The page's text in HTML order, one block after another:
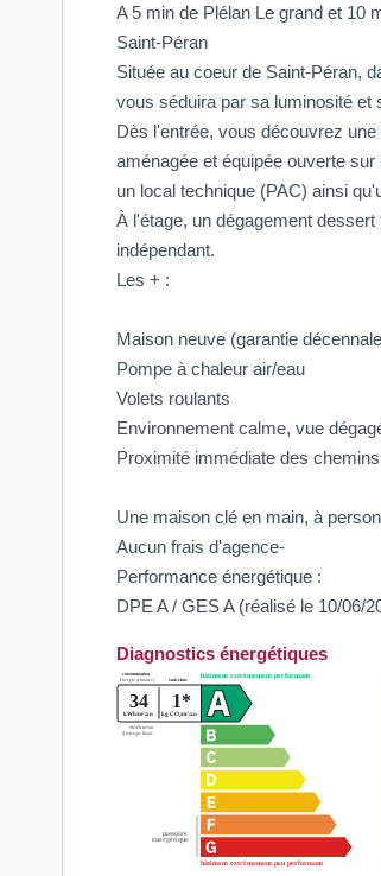
A 5 min de Plélan Le grand et 10
Saint-Péran
Située au coeur de Saint-Péran,
vous séduira par sa luminosité et
Dès l'entrée, vous découvrez
aménagée et équipée ouverte
un local technique (PAC) ainsi
À l'étage, un dégagement
indépendant.
Les + :
Maison neuve (garantie
Pompe à chaleur air/eau
Volets roulants
Environnement calme, vue
Proximité immédiate des
Une maison clé en main, à
Aucun frais d'agence-
Performance énergétique :
DPE A / GES A (réalisé le 10/06/
Diagnostics énergétiques